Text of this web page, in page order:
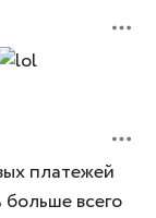
платежей
всего